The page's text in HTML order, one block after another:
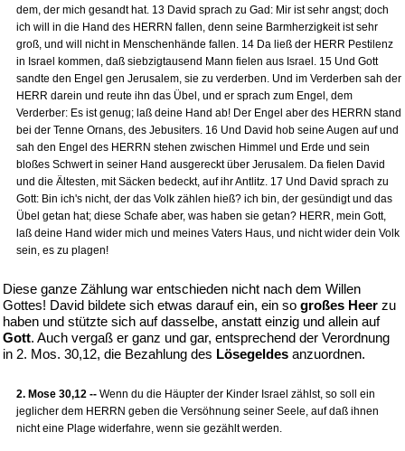
dem, der mich gesandt hat. 13 David sprach zu Gad: Mir ist sehr angst; doch
ich will in die Hand des HERRN fallen, denn seine Barmherzigkeit ist sehr
groß, und will nicht in Menschenhände fallen. 14 Da ließ der HERR Pestilenz
in Israel kommen, daß siebzigtausend Mann fielen aus Israel. 15 Und Gott
sandte den Engel gen Jerusalem, sie zu verderben. Und im Verderben sah der
HERR darein und reute ihn das Übel, und er sprach zum Engel, dem
Verderber: Es ist genug; laß deine Hand ab! Der Engel aber des HERRN stand
bei der Tenne Ornans, des Jebusiters. 16 Und David hob seine Augen auf und
sah den Engel des HERRN stehen zwischen Himmel und Erde und sein
bloßes Schwert in seiner Hand ausgereckt über Jerusalem. Da fielen David
und die Ältesten, mit Säcken bedeckt, auf ihr Antlitz. 17 Und David sprach zu
Gott: Bin ich's nicht, der das Volk zählen hieß? ich bin, der gesündigt und das
Übel getan hat; diese Schafe aber, was haben sie getan? HERR, mein Gott,
laß deine Hand wider mich und meines Vaters Haus, und nicht wider dein Volk
sein, es zu plagen!
Diese ganze Zählung war entschieden nicht nach dem Willen
Gottes! David bildete sich etwas darauf ein, ein so großes Heer zu
haben und stützte sich auf dasselbe, anstatt einzig und allein auf
Gott. Auch vergaß er ganz und gar, entsprechend der Verordnung
in 2. Mos. 30,12, die Bezahlung des Lösegeldes anzuordnen.
2. Mose 30,12 -- Wenn du die Häupter der Kinder Israel zählst, so soll ein
jeglicher dem HERRN geben die Versöhnung seiner Seele, auf daß ihnen
nicht eine Plage widerfahre, wenn sie gezählt werden.